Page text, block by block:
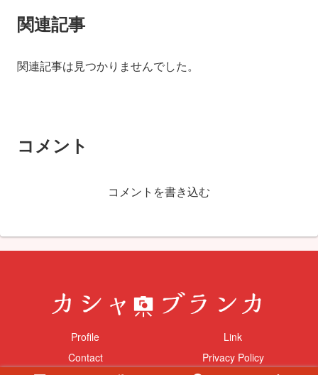
関連記事
関連記事は見つかりませんでした。
コメント
コメントを書き込む
Profile
Link
Contact
Privacy Policy